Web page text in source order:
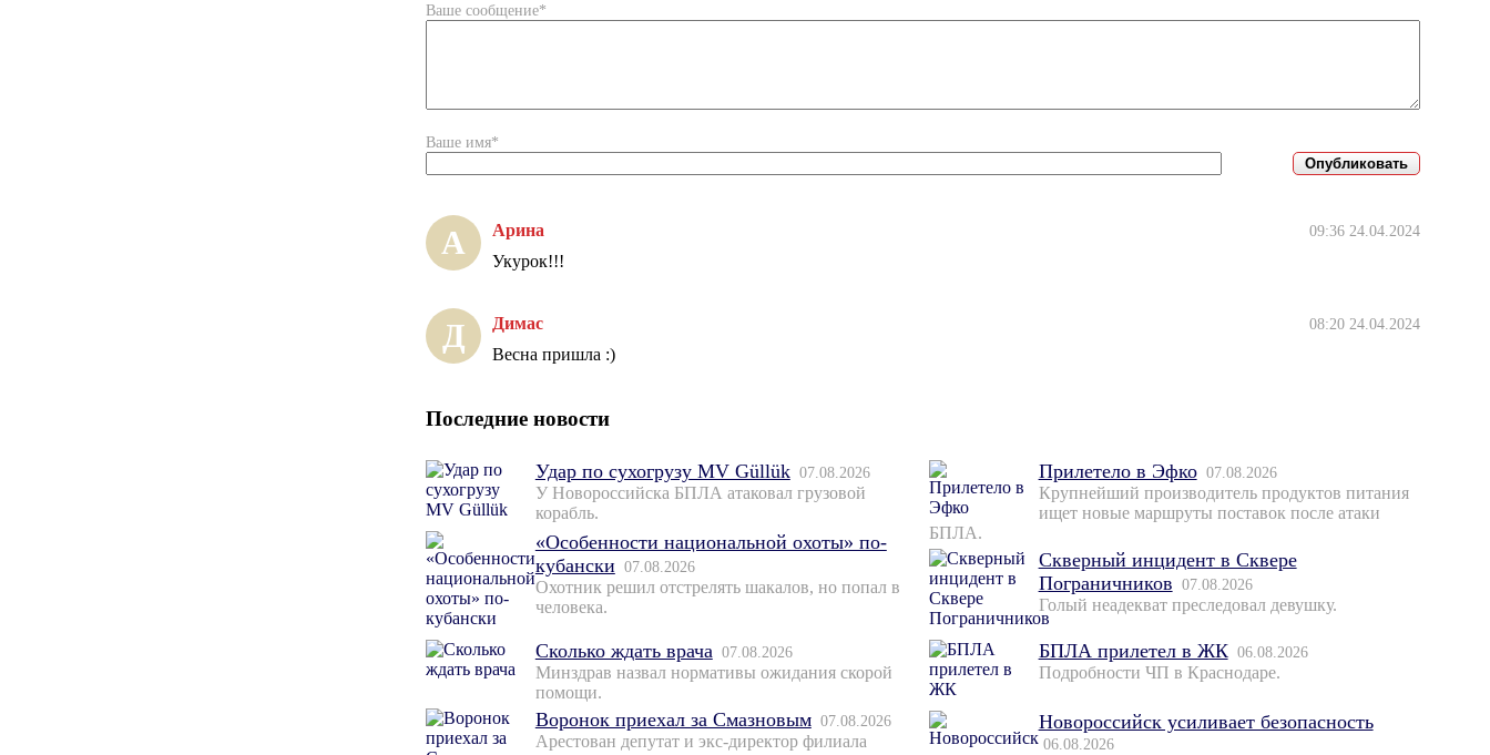
Ваше сообщение*
Ваше имя*
А Арина 09:36 24.04.2024
Укурок!!!
Д Димас 08:20 24.04.2024
Весна пришла :)
Последние новости
Удар по сухогрузу MV Güllük 07.08.2026
У Новороссийска БПЛА атаковал грузовой
корабль.
«Особенности национальной охоты» по-
кубански 07.08.2026
Охотник решил отстрелять шакалов, но попал в
человека.
Сколько ждать врача 07.08.2026
Минздрав назвал нормативы ожидания скорой
помощи.
Воронок приехал за Смазновым 07.08.2026
Арестован депутат и экс-директор филиала
Прилетело в Эфко 07.08.2026
Крупнейший производитель продуктов питания
ищет новые маршруты поставок после атаки
БПЛА.
Скверный инцидент в Сквере
Пограничников 07.08.2026
Голый неадекват преследовал девушку.
БПЛА прилетел в ЖК 06.08.2026
Подробности ЧП в Краснодаре.
Новороссийск усиливает безопасность
06.08.2026